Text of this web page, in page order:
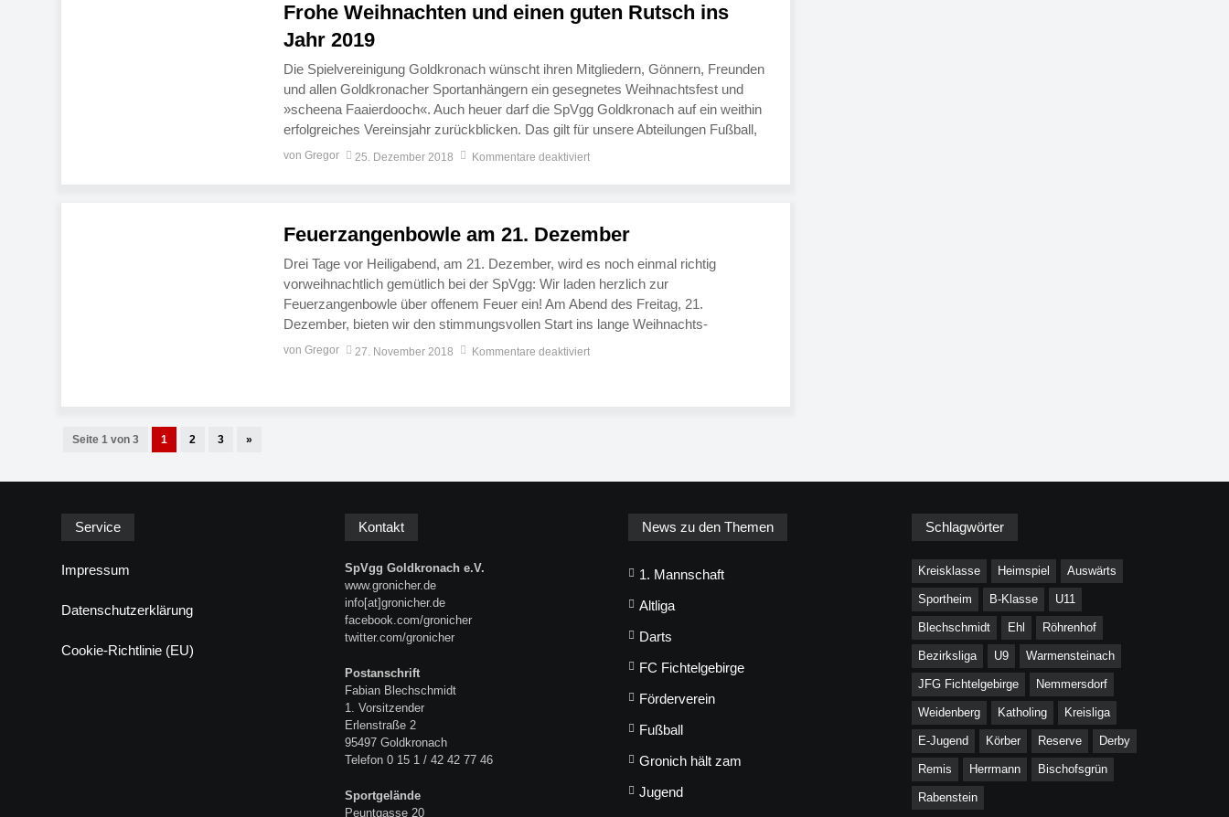
Frohe Weihnachten und einen guten Rutsch ins
Jahr 2019
Die Spielvereinigung Goldkronach wünscht ihren Mitgliedern, Gönnern, Freunden
und allen Goldkronacher Sportanhängern ein gesegnetes Weihnachtsfest und
»scheena Faaierdooch«. Auch heuer darf die SpVgg Goldkronach auf ein weithin
erfolgreiches Vereinsjahr zurückblicken. Das gilt für unsere Abteilungen Fußball,
Karate und Turnen und gerade für unsere Jugendarbeit, die zahlreichen Kindern
von Gregor 25. Dezember 2018 Kommentare deaktiviert
Feuerzangenbowle am 21. Dezember
Drei Tage vor Heiligabend, am 21. Dezember, wird es noch einmal richtig
vorweihnachtlich gemütlich bei der SpVgg: Wir laden herzlich zur
Feuerzangenbowle über offenem Feuer ein! Am Abend des Freitag, 21.
Dezember, bieten wir den stimmungsvollen Start ins lange Weihnachts-
Wochenende 2018. Dazu serviert unser Sportheim-Team eine heiße
von Gregor 27. November 2018 Kommentare deaktiviert
Seite 1 von 3 1 2 3 »
Service
Impressum
Datenschutzerklärung
Cookie-Richtlinie (EU)
Kontakt
SpVgg Goldkronach e.V.
www.gronicher.de
info[at]gronicher.de
facebook.com/gronicher
twitter.com/gronicher
Postanschrift
Fabian Blechschmidt
1. Vorsitzender
Erlenstraße 2
95497 Goldkronach
Telefon 0 15 1 / 42 42 77 46
Sportgelände
Peuntgasse 20
News zu den Themen
1. Mannschaft
Altliga
Darts
FC Fichtelgebirge
Förderverein
Fußball
Gronich hält zam
Jugend
Schlagwörter
Kreisklasse Heimspiel Auswärts
Sportheim B-Klasse U11
Blechschmidt Ehl Röhrenhof
Bezirksliga U9 Warmensteinach
JFG Fichtelgebirge Nemmersdorf
Weidenberg Katholing Kreisliga
E-Jugend Körber Reserve Derby
Remis Herrmann Bischofsgrün
Rabenstein